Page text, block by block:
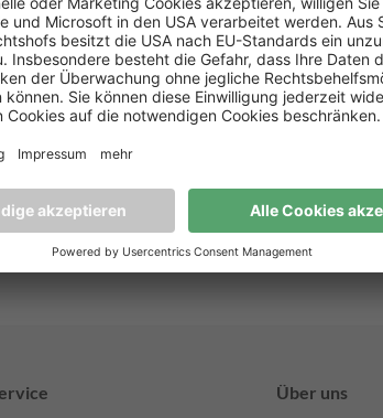
Euro. Damit wird hier das Ehrenamt ein Stück
vornehmen, was für ein größeres Defizit
Ausrüstungsgegenstände streichen. Wir danken von
gibt und Sachsenlotto für die großartige Möglichkeit
Steina.
Über uns